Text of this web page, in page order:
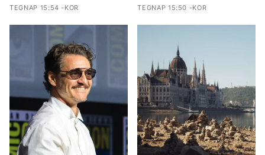
TEGNAP 15:54 -KOR TEGNAP 15:50 -KOR